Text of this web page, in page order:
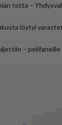
totta –
löytyi
–